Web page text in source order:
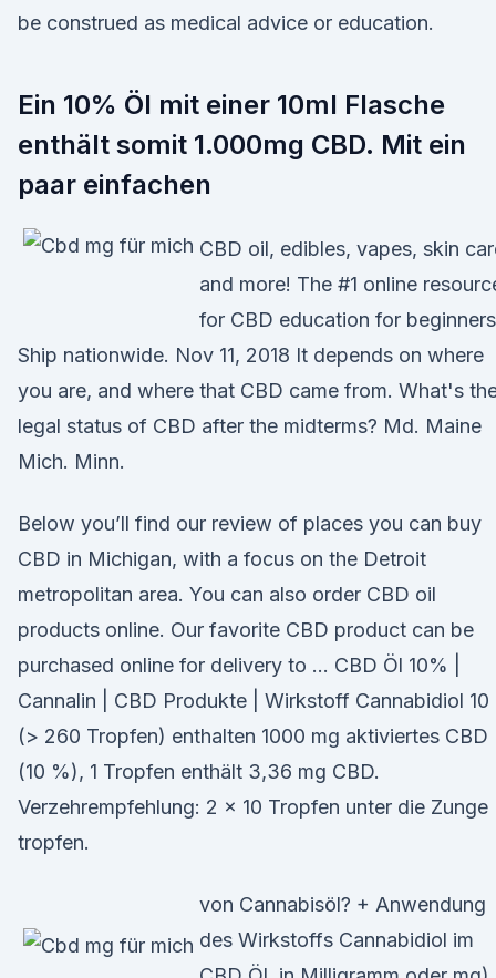
be construed as medical advice or education.
Ein 10% Öl mit einer 10ml Flasche
enthält somit 1.000mg CBD. Mit ein
paar einfachen
CBD oil, edibles, vapes, skin
and more! The #1 online
for CBD education for
Ship nationwide. Nov 11, 2018 It depends on where
you are, and where that CBD came from. What's
legal status of CBD after the midterms? Md. Maine
Mich. Minn.
Below you’ll find our review of places you can buy
CBD in Michigan, with a focus on the Detroit
metropolitan area. You can also order CBD oil
products online. Our favorite CBD product can be
purchased online for delivery to … CBD Öl 10% |
Cannalin | CBD Produkte | Wirkstoff Cannabidiol 10
(> 260 Tropfen) enthalten 1000 mg aktiviertes CBD
(10 %), 1 Tropfen enthält 3,36 mg CBD.
Verzehrempfehlung: 2 x 10 Tropfen unter die Zunge
tropfen.
von Cannabisöl? + Anwendung
des Wirkstoffs Cannabidiol im